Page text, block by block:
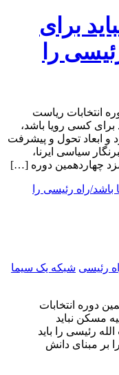
برای
را
انتخابات ریاست
برای کسی رویا باشد،
و ابعاد تحول و پیشرفت
سیاسی ایرنا،
چهاردهمین دوره […]
رئیسی شبکه یک سیما
دوره انتخابات
مسکن نباید
رئیسی را باید
بر مبنای دانش